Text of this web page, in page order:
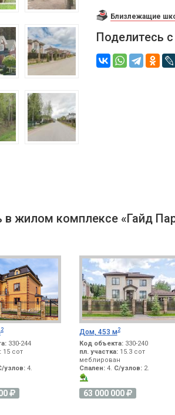
Близлежащие
Поделитесь
жилом комплексе «Гайд
2
330-244
15 сот
узлов:4.
Дом, 453 м2
Код объекта:330-240
пл. участка:15.3 сот
меблирован
Спален:4. С/узлов:2.
63 000 000